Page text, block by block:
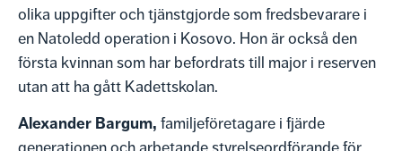
olika uppgifter och tjänstgjorde som fredsbevarare i
en Natoledd operation i Kosovo. Hon är också den
första kvinnan som har befordrats till major i reserven
utan att ha gått Kadettskolan.
Alexander Bargum, familjeföretagare i fjärde